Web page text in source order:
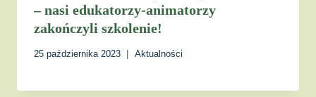
– nasi edukatorzy-animatorzy
zakończyli szkolenie!
25 października 2023 Aktualności